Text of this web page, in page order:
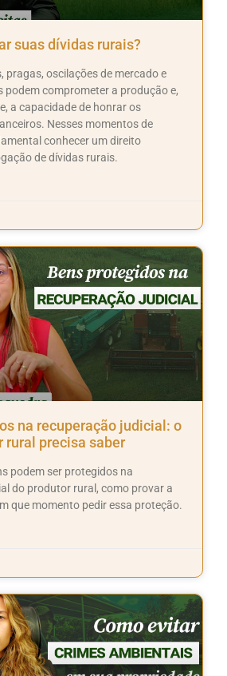
suas dívidas rurais?
pragas, oscilações de mercado e
comprometer a produção e,
a capacidade de honrar os
Nesses momentos de
conhecer um direito
de dívidas rurais.
na recuperação judicial: o
rural precisa saber
podem ser protegidos na
do produtor rural, como provar a
que momento pedir essa proteção.